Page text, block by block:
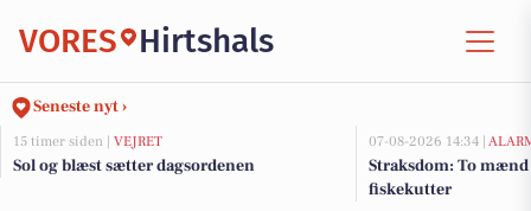
VORES Hirtshals
Seneste nyt ›
15 timer siden | VEJRET
Sol og blæst sætter dagsordenen
07-08-2026 14:34 |
Straksdom: To
fiskekutter